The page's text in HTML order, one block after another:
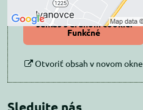
Povoliť a zapamätať -
súhlas s druhom cookie:
Funkčné
Otvoriť obsah v novom okne
Sledujte nás